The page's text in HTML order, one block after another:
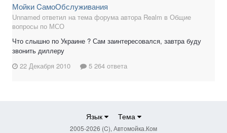
Мойки CамоОбслуживания
Unnamed ответил на тема форума автора Realm в Общие
вопросы по МСО
Что слышно по Украине ? Сам заинтересовался, завтра буду
звонить диллеру
22 Декабря 2010
5 264 ответа
Язык Тема
2005-2026 (C), Автомойка.Ком